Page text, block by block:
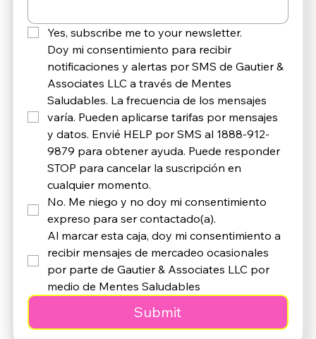
Yes, subscribe me to your newsletter.
Doy mi consentimiento para recibir
notificaciones y alertas por SMS de Gautier &
Associates LLC a través de Mentes
Saludables. La frecuencia de los mensajes
varía. Pueden aplicarse tarifas por mensajes
y datos. Envié HELP por SMS al 1888-912-
9879 para obtener ayuda. Puede responder
STOP para cancelar la suscripción en
No. Me niego y no doy mi consentimiento
expreso para ser contactado(a).
Al marcar esta caja, doy mi consentimiento a
recibir mensajes de mercadeo ocasionales
por parte de Gautier & Associates LLC por
medio de Mentes Saludables
Submit